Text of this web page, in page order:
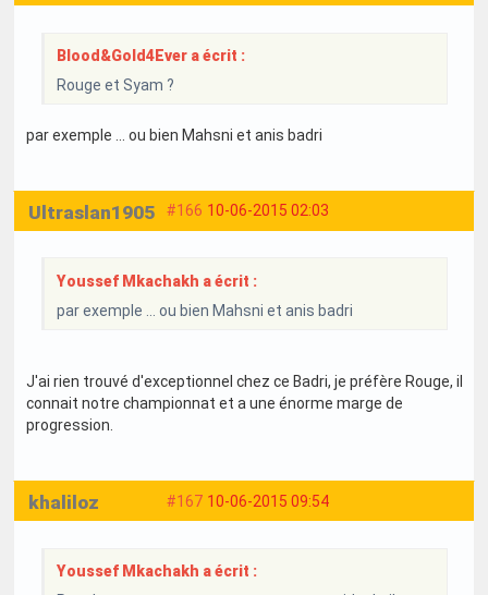
Blood&Gold4Ever a écrit :
Rouge et Syam ?
par exemple ... ou bien Mahsni et anis badri
#166 10-06-2015 02:03
Ultraslan1905
Youssef Mkachakh a écrit :
par exemple ... ou bien Mahsni et anis badri
J'ai rien trouvé d'exceptionnel chez ce Badri, je préfère Rouge, il
connait notre championnat et a une énorme marge de
progression.
#167 10-06-2015 09:54
khaliloz
Youssef Mkachakh a écrit :